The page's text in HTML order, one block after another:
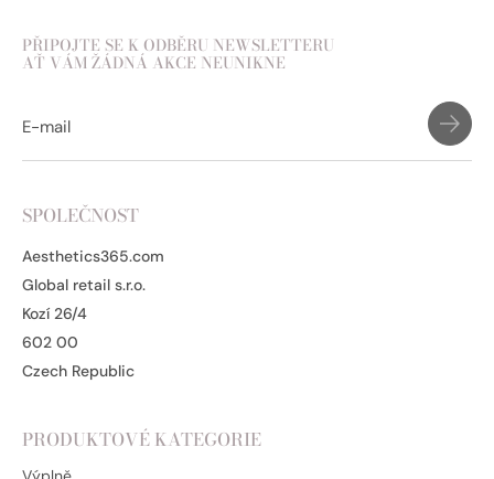
PŘIPOJTE SE K ODBĚRU NEWSLETTERU
AŤ VÁM ŽÁDNÁ AKCE NEUNIKNE
SPOLEČNOST
Aesthetics365.com
Global retail s.r.o.
Kozí 26/4
602 00
Czech Republic
PRODUKTOVÉ KATEGORIE